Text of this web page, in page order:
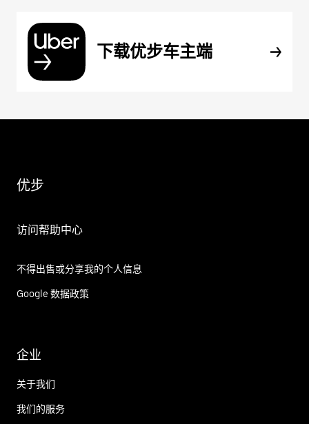
下载优步车主端
优步
访问帮助中心
不得出售或分享我的个人信息
Google 数据政策
企业
关于我们
我们的服务